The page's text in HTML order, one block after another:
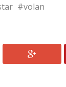
volan